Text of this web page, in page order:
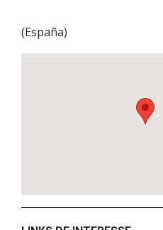
(España)